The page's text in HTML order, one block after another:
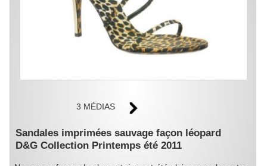
3 MÉDIAS
Sandales imprimées sauvage façon léopard
D&G Collection Printemps été 2011